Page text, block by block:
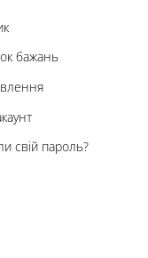
бажань
свій пароль?